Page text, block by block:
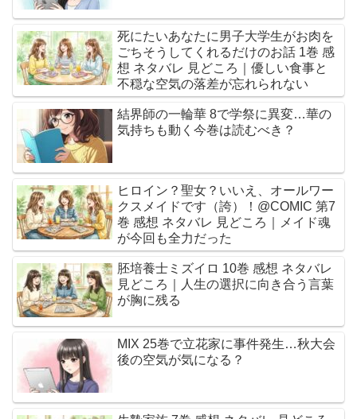
死にたいあなたに男子大学生がお肉を
ごちそうしてくれるだけのお話 1巻 感
想 ネタバレ 見どころ｜優しい食事と
不穏な空気の落差が忘れられない
結界師の一輪華 8で学祭に異変…華の
気持ちも動く今巻は読むべき？
ヒロイン？聖女？いいえ、オールワー
クスメイドです（誇）！@COMIC 第7
巻 感想 ネタバレ 見どころ｜メイド魂
が今回も全力だった
胚培養士ミズイロ 10巻 感想 ネタバレ
見どころ｜人生の選択に向き合う言葉
が胸に残る
MIX 25巻で立花家に事件発生…秋大会
後の空気が気になる？